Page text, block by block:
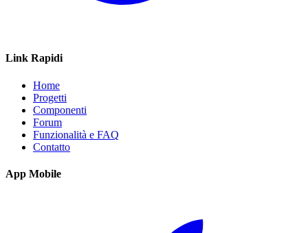
Link Rapidi
Home
Progetti
Componenti
Forum
Funzionalità e FAQ
Contatto
App Mobile